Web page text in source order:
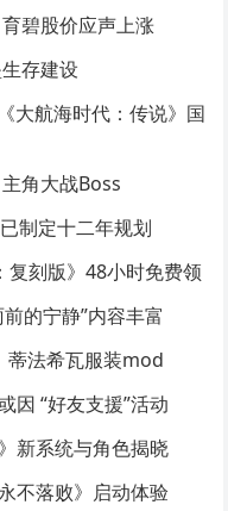
碧股价应声上涨
存建设
大航海时代：传说》国
角大战Boss
制定十二年规划
复刻版》48小时免费领
的宁静”内容丰富
蒂法希瓦服装mod
因 “好友支援”活动
新系统与角色揭晓
不落败》启动体验